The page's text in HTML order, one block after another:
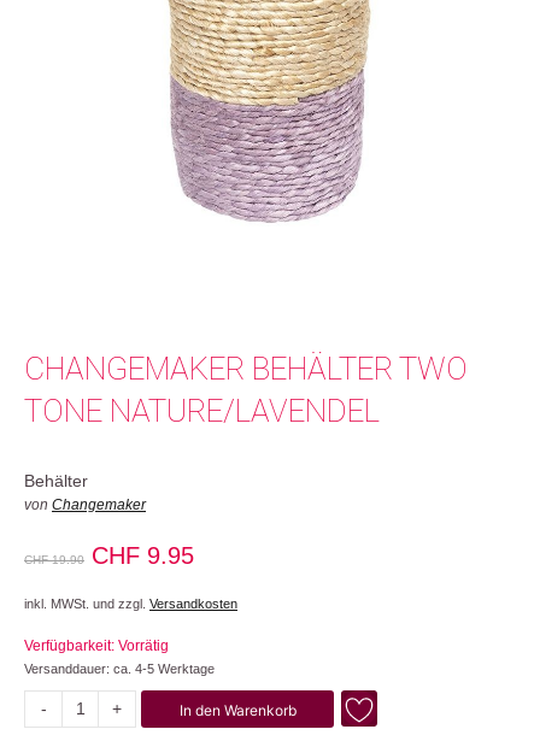
CHANGEMAKER BEHÄLTER TWO
TONE NATURE/LAVENDEL
Behälter
von Changemaker
CHF19.90
Ursprünglicher
CHF 19.90
CHF 9.95Aktueller
CHF 9.95.
inkl. MWSt. und zzgl. Versandkosten
Verfügbarkeit: Vorrätig
Versanddauer: ca. 4-5 Werktage
- + In den Warenkorb